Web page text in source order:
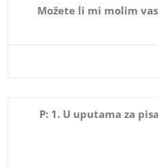
Možete li mi molim
P: 1. U uputama za